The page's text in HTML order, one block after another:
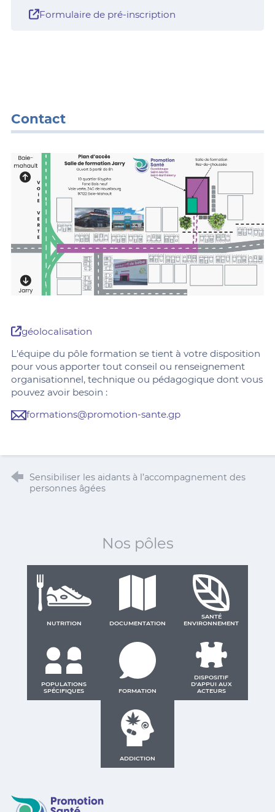
Formulaire de pré-inscription
Contact
géolocalisation
L'équipe du pôle formation se tient à votre disposition
pour vous apporter tout conseil ou renseignement
organisationnel, technique ou pédagogique dont vous
pouvez avoir besoin :
formations@promotion-sante.gp
Sensibiliser les aidants à l’accompagnement des
personnes âgées
Nos pôles
NUTRITION DOCUMENTATION
SANTÉ
ENVIRONNEMENT
POPULATIONS
SPÉCIFIQUES
FORMATION
DISPOSITIF
D'APPUI AUX
ACTEURS
ADDICTION
Promotion Santé Guadeloupe, Saint-Martin, Saint